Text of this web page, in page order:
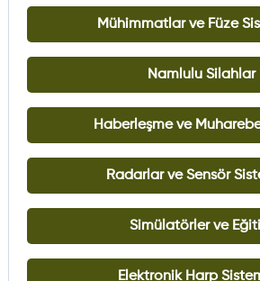
Mühimmatlar ve Füze
Namlulu Silahlar
Haberleşme ve
Radarlar ve Sensör
Simülatörler ve
Elektronik Harp